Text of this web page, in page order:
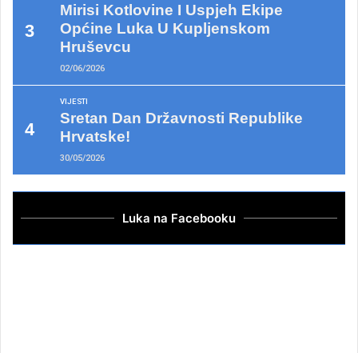
Mirisi Kotlovine I Uspjeh Ekipe
Općine Luka U Kupljenskom
Hruševcu
02/06/2026
VIJESTI
Sretan Dan Državnosti Republike
Hrvatske!
30/05/2026
Luka na Facebooku